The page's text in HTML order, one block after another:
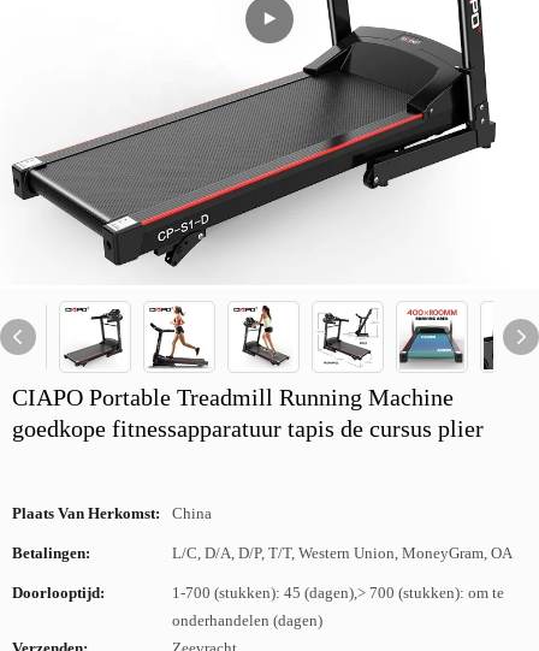
CIAPO Portable Treadmill Running Machine
goedkope fitnessapparatuur tapis de cursus plier
Plaats Van Herkomst: China
Betalingen: L/C, D/A, D/P, T/T, Western Union, MoneyGram, OA
Doorlooptijd:
1-700 (stukken): 45 (dagen),> 700 (stukken): om te
onderhandelen (dagen)